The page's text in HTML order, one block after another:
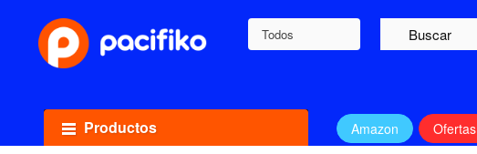
Todos
Productos Amazon Ofertas